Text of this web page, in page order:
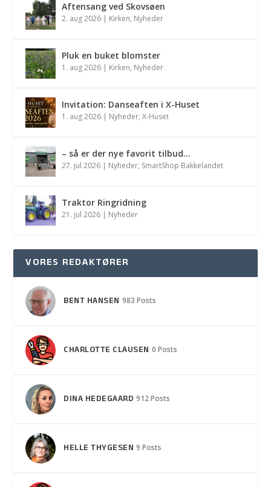
Aftensang ved Skovsøen
2. aug 2026 | Kirken, Nyheder
Pluk en buket blomster
1. aug 2026 | Kirken, Nyheder
Invitation: Danseaften i X-Huset
1. aug 2026 | Nyheder,X-Huset
– så er der nye favorit tilbud…
27. jul 2026 | Nyheder, SmartShop Bakkelandet
Traktor Ringridning
21. jul 2026 | Nyheder
VORES REDAKTØRER
BENT HANSEN 983 Posts
CHARLOTTE CLAUSEN 0 Posts
DINA HEDEGAARD 912 Posts
HELLE THYGESEN 9 Posts